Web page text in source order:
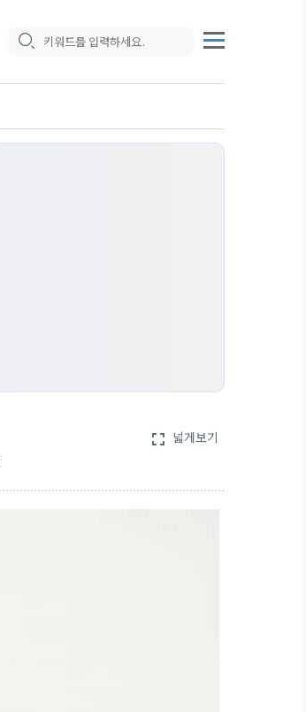
fullscreen 넓게보기